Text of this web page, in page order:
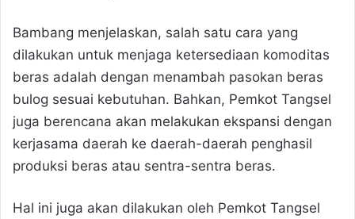
Bambang menjelaskan, salah satu cara yang
dilakukan untuk menjaga ketersediaan komoditas
beras adalah dengan menambah pasokan beras
bulog sesuai kebutuhan. Bahkan, Pemkot Tangsel
juga berencana akan melakukan ekspansi dengan
kerjasama daerah ke daerah-daerah penghasil
produksi beras atau sentra-sentra beras.
Hal ini juga akan dilakukan oleh Pemkot Tangsel